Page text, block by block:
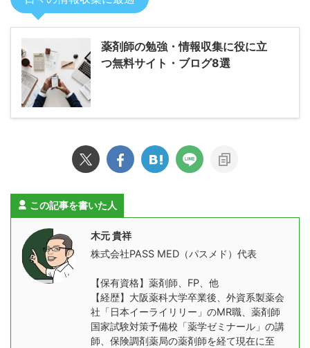
薬剤師の勉強・情報収集に役に立
つ無料サイト・ブログ8選
この記事を書いた人
木元 貴祥
株式会社PASS MED（パスメド）代表
【保有資格】薬剤師、FP、他
【経歴】大阪薬科大学卒業後、外資系製薬会
社「日本イーライリリー」のMR職、薬剤師
国家試験対策予備校「薬学ゼミナール」の講
師、保険調剤薬局の薬剤師を経て現在に至